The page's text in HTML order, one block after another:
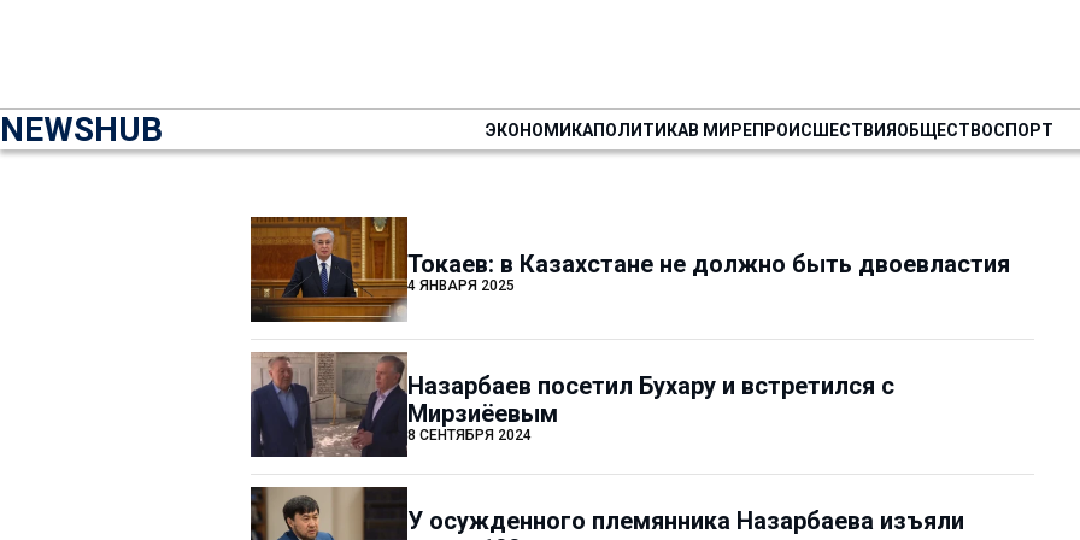
NEWSHUB ЭКОНОМИКАПОЛИТИКАВ МИРЕПРОИСШЕСТВИЯОБЩЕСТВОСПОРТ
Токаев: в Казахстане не должно быть двоевластия
4 ЯНВАРЯ 2025
Назарбаев посетил Бухару и встретился с
Мирзиёевым
8 СЕНТЯБРЯ 2024
У осужденного племянника Назарбаева изъяли